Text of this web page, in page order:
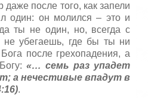
даже после того, как запели
один: он молился – это и
ты не один, но, всегда с
не убегаешь, где бы ты ни
после грехопадения, а
«… семь раз упадет
а нечестивые впадут в
.